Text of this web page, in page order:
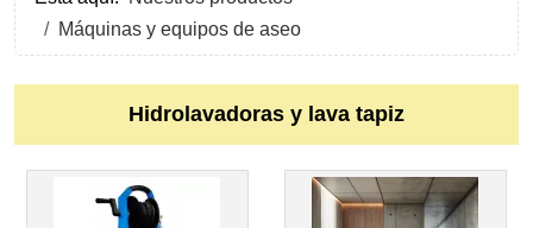
Máquinas y equipos de aseo
Hidrolavadoras y lava tapiz